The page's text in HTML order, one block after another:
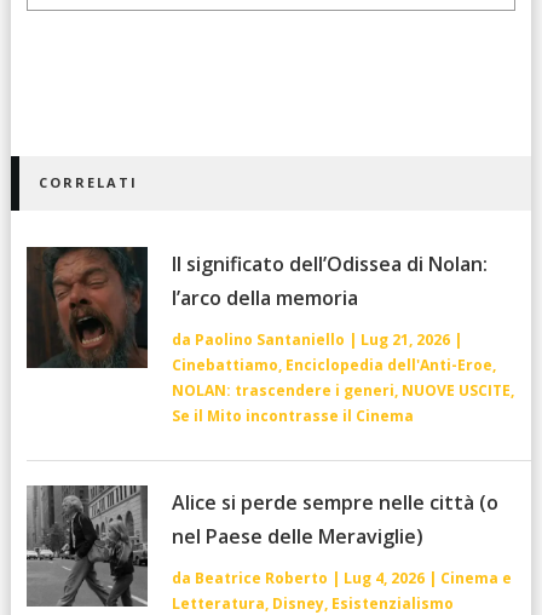
CORRELATI
Il significato dell’Odissea di Nolan:
l’arco della memoria
da Paolino Santaniello | Lug 21, 2026|
Cinebattiamo, Enciclopedia dell'Anti-Eroe,
NOLAN: trascendere i generi, NUOVE USCITE,
Se il Mito incontrasse il Cinema
Alice si perde sempre nelle città (o
nel Paese delle Meraviglie)
da Beatrice Roberto | Lug 4, 2026| Cinema e
Letteratura, Disney, Esistenzialismo